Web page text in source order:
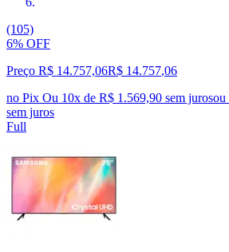
(105)
6% OFF
Preço R$ 14.757,06R$ 14.757,06
no Pix Ou 10x de R$ 1.569,90 sem jurosou
sem juros
Full